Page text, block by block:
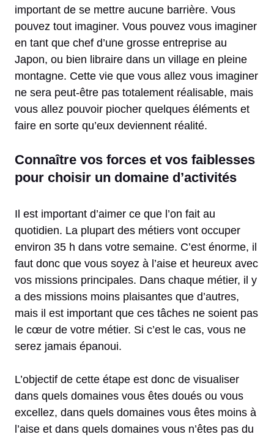
important de se mettre aucune barrière. Vous
pouvez tout imaginer. Vous pouvez vous imaginer
en tant que chef d’une grosse entreprise au
Japon, ou bien libraire dans un village en pleine
montagne. Cette vie que vous allez vous imaginer
ne sera peut-être pas totalement réalisable, mais
vous allez pouvoir piocher quelques éléments et
faire en sorte qu’eux deviennent réalité.
Connaître vos forces et vos faiblesses
pour choisir un domaine d’activités
Il est important d’aimer ce que l’on fait au
quotidien. La plupart des métiers vont occuper
environ 35 h dans votre semaine. C’est énorme, il
faut donc que vous soyez à l’aise et heureux avec
vos missions principales. Dans chaque métier, il y
a des missions moins plaisantes que d’autres,
mais il est important que ces tâches ne soient pas
le cœur de votre métier. Si c’est le cas, vous ne
serez jamais épanoui.
L’objectif de cette étape est donc de visualiser
dans quels domaines vous êtes doués ou vous
excellez, dans quels domaines vous êtes moins à
l’aise et dans quels domaines vous n’êtes pas du